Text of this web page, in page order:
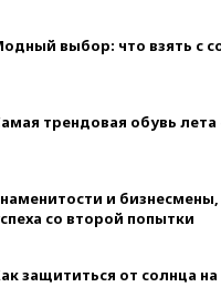
выбор: что взять с
трендовая обувь лета
и
со второй попытки
защититься от солнца